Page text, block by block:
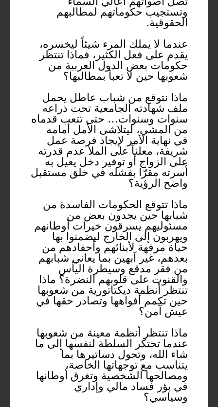
وتستجيب حكوماتهم لمطالبهم
الحقوقية.
عندما لا يملك المرء شيئاً ليخسره،
يقدم على فعل الكثير، فماذا تنتظر
حكومات بعض الدول العربية من
شعوبها حين لا تعبأ بمطالبها؟
ماذا نتوقع من شباب عاطل يحمل
ملف شهادته الجامعية تحت ذراعه
سنوات وسنوات… حتى تتعب قدماه
من المشي، ليتلاشى الأمل أمامه
في نهاية الأمر لإيجاد فرصة عمل
شريفة، معلناً على الملأ عدم قدرته
على الزواج أو توفير دخل يعيل به
أسرته مقرّا بفشله في خلق مستقبل
واضح الرؤية؟
ماذا تتوقع الحكومات الفاسدة من
شبابها حين يجدون بعض من
مسئوليهم يسرقون خيرات أوطانهم
ويهربون إلى الخارج ليضمنوا بها
حياة مرفهة لأبنائهم وأحفادهم من
بعدهم، غير آبهين بما يعاني شبابهم
من فقر مدقع وسيطرة اليأس
والقنوت على قلوبهم النضرة؟ ماذا
تنتظر أنظمة ديكتاتورية من شعوبها
حين تكمم أفواهها وتصادر حقها في
عيش آمن؟
ماذا تنتظر أنظمة معينة من شعوبها
عندما تحتكر السلطة لنفسها إلى ما
شاء الله، وتحول دساتيرها بما
يتناسب مع توجهاتها الخاصة،
ومصالحها الشخصية وتغرق أوطانها
في بؤر فساد مالي وإداري
وسياسي؟